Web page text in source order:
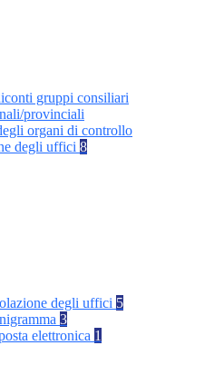
gruppi consiliari
provinciali
organi di controllo
degli uffici 8
degli uffici 5
3
elettronica 1